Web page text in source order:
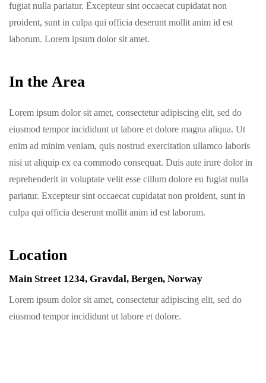
fugiat nulla pariatur. Excepteur sint occaecat cupidatat non
proident, sunt in culpa qui officia deserunt mollit anim id est
laborum. Lorem ipsum dolor sit amet.
In the Area
Lorem ipsum dolor sit amet, consectetur adipiscing elit, sed do
eiusmod tempor incididunt ut labore et dolore magna aliqua. Ut
enim ad minim veniam, quis nostrud exercitation ullamco laboris
nisi ut aliquip ex ea commodo consequat. Duis aute irure dolor in
reprehenderit in voluptate velit esse cillum dolore eu fugiat nulla
pariatur. Excepteur sint occaecat cupidatat non proident, sunt in
culpa qui officia deserunt mollit anim id est laborum.
Location
Main Street 1234, Gravdal, Bergen, Norway
Lorem ipsum dolor sit amet, consectetur adipiscing elit, sed do
eiusmod tempor incididunt ut labore et dolore.